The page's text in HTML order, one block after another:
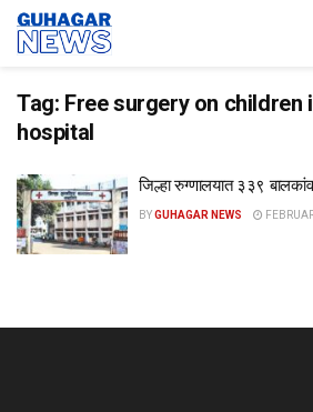
Tag: Free surgery on children
hospital
जिल्हा रुग्णालयात ३३९
BYGUHAGAR NEWS